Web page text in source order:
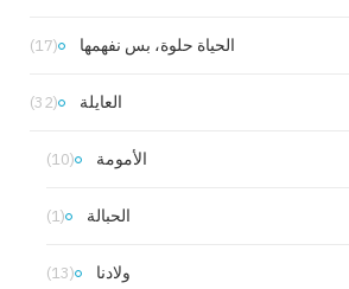
الحياة حلوة، بس نفهمها (17)
العايلة (32)
الأمومة (10)
الحبالة (1)
ولادنا (13)